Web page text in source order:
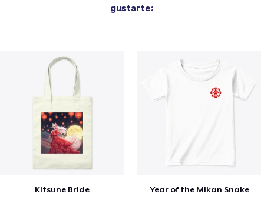
gustarte:
KItsune Bride Year of the Mikan Snake